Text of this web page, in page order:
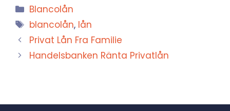
Kategorier
Blancolån
Etiketter
blancolån, lån
Privat Lån Fra Familie
Handelsbanken Ränta Privatlån